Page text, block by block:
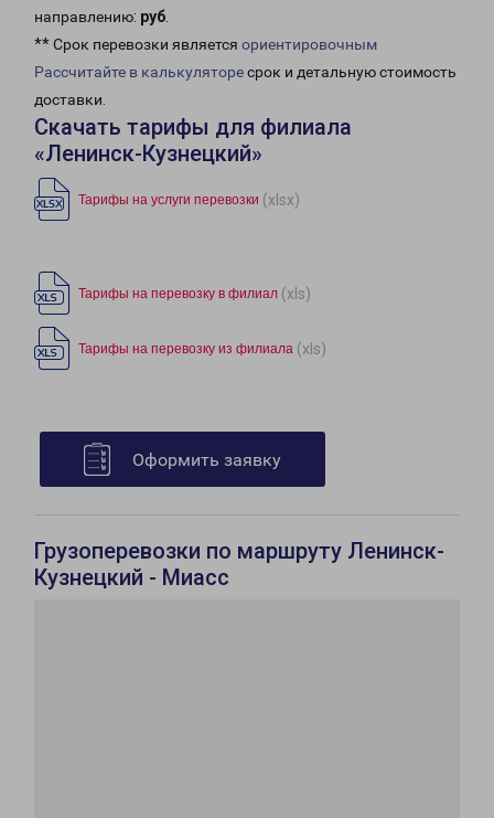
направлению: руб.
** Срок перевозки является ориентировочным
Рассчитайте в калькуляторесрок и детальную стоимость
доставки.
Скачать тарифы для филиала
«Ленинск-Кузнецкий»
Тарифы на услуги перевозки (xlsx)
Тарифы на перевозку в филиал (xls)
Тарифы на перевозку из филиала (xls)
Оформить заявку
Грузоперевозки по маршруту Ленинск-
Кузнецкий - Миасс